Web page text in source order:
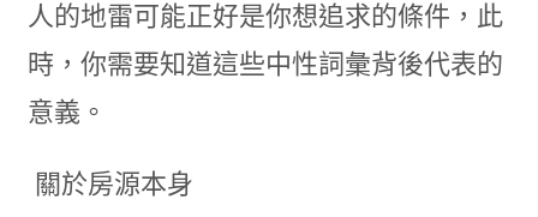
人的地雷可能正好是你想追求的條件，此
時，你需要知道這些中性詞彙背後代表的
意義。
關於房源本身